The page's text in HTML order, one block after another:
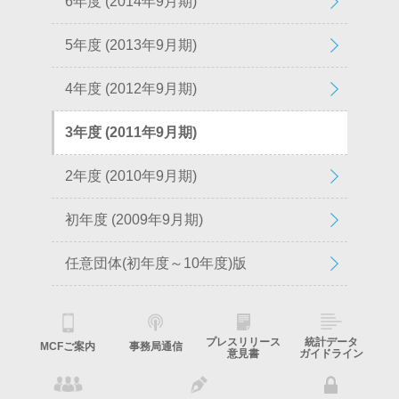
5年度 (2013年9月期)
4年度 (2012年9月期)
3年度 (2011年9月期)
2年度 (2010年9月期)
初年度 (2009年9月期)
任意団体(初年度～10年度)版
MCFご案内 事務局通信
プレスリリース
意見書
統計データ
ガイドライン